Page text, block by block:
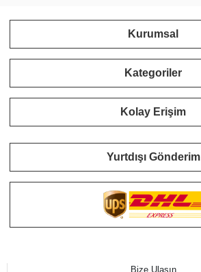
Kurumsal
Kategoriler
Kolay Erişim
Yurtdışı Gönderim
Bize Ulaşın